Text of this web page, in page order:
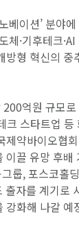
베이션’ 분야
체·기후테크
방형 혁신의 중
억원 규모
크 스타트업 등
제약바이오협
끌 유망 후배
룹, 포스코홀
자를 계기로
강화해 나갈 예